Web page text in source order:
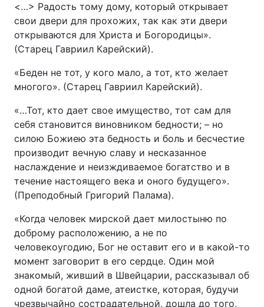
<…> Радость тому дому, который открывает
свои двери для прохожих, так как эти двери
открываются для Христа и Богородицы».
(Старец Гавриил Карейский).
«Беден не тот, у кого мало, а тот, кто желает
многого». (Старец Гавриил Карейский).
«…Тот, кто дает свое имущество, тот сам для
себя становится виновником бедности; – но
силою Божиею эта бедность и боль и бесчестие
производит вечную славу и несказанное
наслаждение и неизждиваемое богатство и в
течение настоящего века и оного будущего».
(Преподобный Григорий Палама).
«Когда человек мирской дает милостыню по
доброму расположению, а не по
человекоугодию, Бог не оставит его и в какой-то
момент заговорит в его сердце. Один мой
знакомый, живший в Швейцарии, рассказывал об
одной богатой даме, атеистке, которая, будучи
чрезвычайно сострадательной, дошла до того,